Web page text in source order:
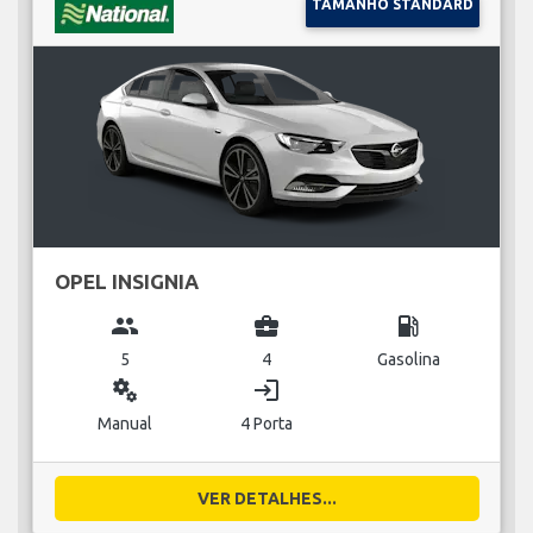
TAMANHO STANDARD
OPEL INSIGNIA
group
5
business_center
4
local_gas_station
Gasolina
miscellaneous_services
Manual
login
4 Porta
VER DETALHES...